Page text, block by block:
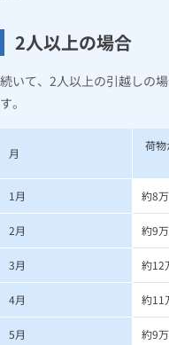
2人以上の場合
続いて、2人以上の引越しの
す。
月
荷物
1月 約8
2月 約9
3月 約12
4月 約11
5月 約9